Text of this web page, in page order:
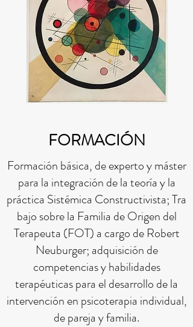
FORMACIÓN
Formación básica, de experto y máster
para la integración de la teoría y la
práctica Sistémica Constructivista; Tra
bajo sobre la Familia de Origen del
Terapeuta (FOT) a cargo de Robert
Neuburger; adquisición de
competencias y habilidades
terapéuticas para el desarrollo de la
intervención en psicoterapia individual,
de pareja y familia.